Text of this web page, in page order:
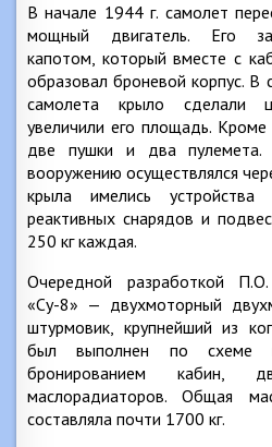
В начале 1944 г. самолет
мощный двигатель. Его
капотом, который вместе с
образовал броневой корпус. В
самолета крыло сделали
увеличили его площадь.
две пушки и два пулемета.
вооружению осуществлялся
крыла имелись
реактивных снарядов и
250 кг каждая.
Очередной разработкой
«Су-8» — двухмоторный
штурмовик, крупнейший из
был выполнен по схеме
бронированием кабин,
маслорадиаторов. Общая
составляла почти 1700 кг.